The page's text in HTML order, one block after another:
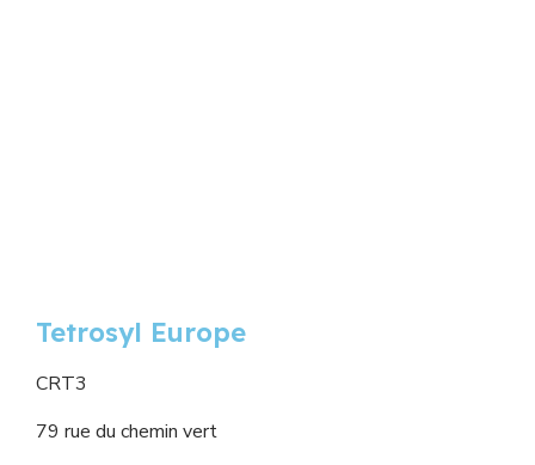
Tetrosyl Europe
CRT3
79 rue du chemin vert